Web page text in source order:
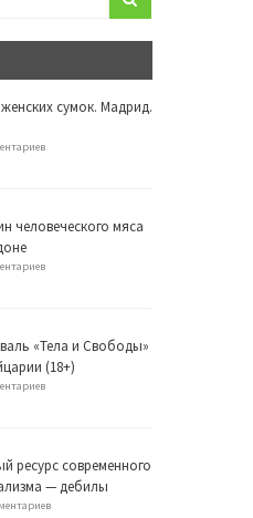
сумок. Мадрид.
человеческого мяса
«Тела и Свободы»
(18+)
ресурс современного
— дебилы